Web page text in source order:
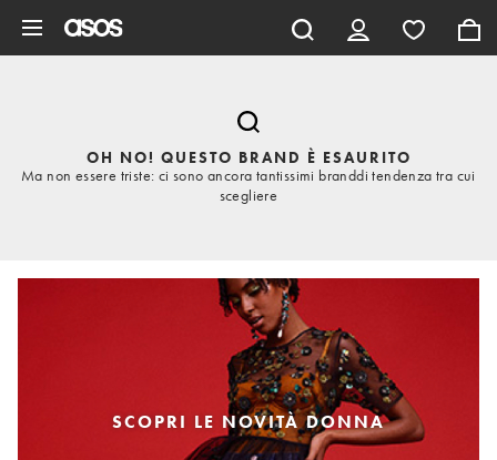
OH NO! QUESTO BRAND È ESAURITO
Ma non essere triste: ci sono ancora tantissimi branddi tendenza tra cui
scegliere
SCOPRI LE NOVITÀ DONNA